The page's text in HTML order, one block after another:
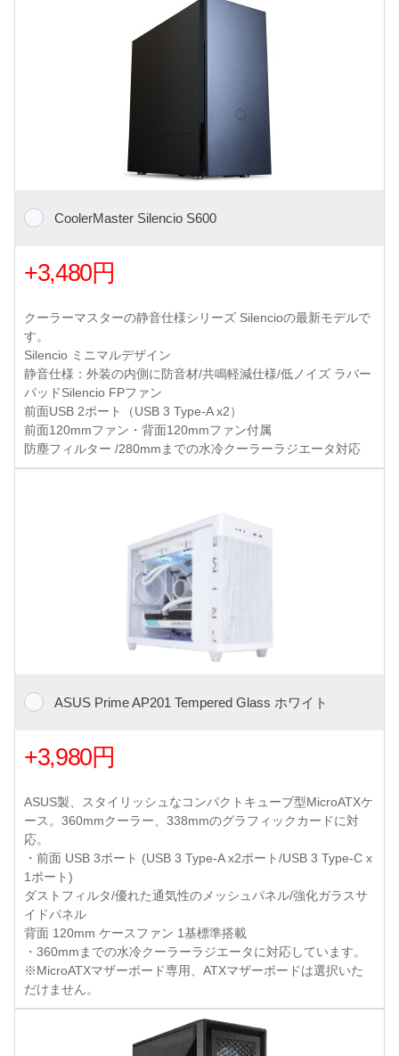
CoolerMaster Silencio S600
+3,480円
クーラーマスターの静音仕様シリーズ Silencioの最新モデルで
す。
Silencio ミニマルデザイン
静音仕様：外装の内側に防音材/共鳴軽減仕様/低ノイズ ラバー
パッドSilencio FPファン
前面USB 2ポート（USB 3 Type-A x2）
前面120mmファン・背面120mmファン付属
防塵フィルター /280mmまでの水冷クーラーラジエータ対応
ASUS Prime AP201 Tempered Glass ホワイト
+3,980円
ASUS製、スタイリッシュなコンパクトキューブ型MicroATXケ
ース。360mmクーラー、338mmのグラフィックカードに対
応。
・前面 USB 3ポート (USB 3 Type-A x2ポート/USB 3 Type-C x
1ポート)
ダストフィルタ/優れた通気性のメッシュパネル/強化ガラスサ
イドパネル
背面 120mm ケースファン 1基標準搭載
・360mmまでの水冷クーラーラジエータに対応しています。
※MicroATXマザーボード専用、ATXマザーボードは選択いた
だけません。